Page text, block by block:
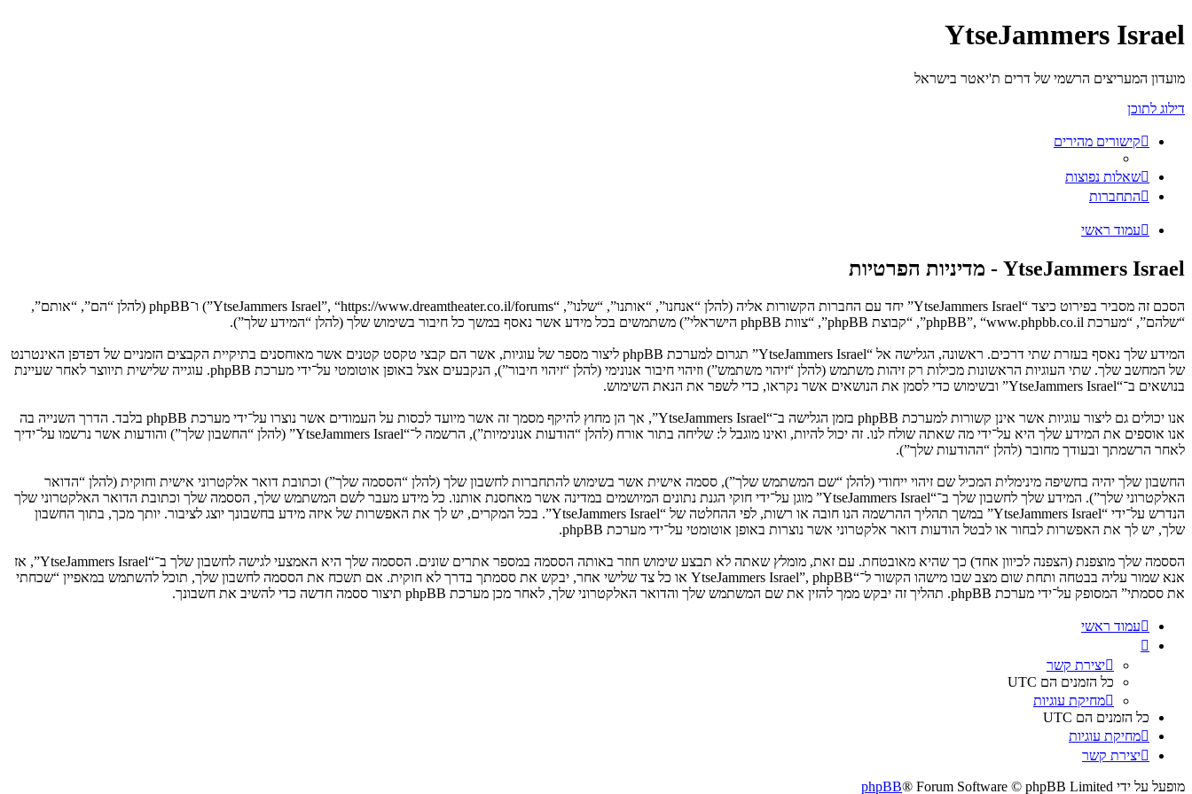
YtseJammers Israel
מועדון המעריצים הרשמי של דרים ת'יאטר בישראל
דילוג לתוכן
קישורים מהירים
שאלות נפוצות
התחברות
עמוד ראשי
YtseJammers Israel - מדיניות הפרטיות
הסכם זה מסביר בפירוט כיצד “YtseJammers Israel” יחד עם החברות הקשורות אליה (להלן “אנחנו”, “אותנו”, “שלנו”, “YtseJammers Israel”, “https://www.dreamtheater.co.il/forums”) ו־phpBB (להלן “הם”, “אותם”,
“שלהם”, “מערכת phpBB”, “www.phpbb.co.il”, “קבוצת phpBB”, “צוות phpBB הישראלי”) משתמשים בכל מידע אשר נאסף במשך כל חיבור בשימוש שלך (להלן “המידע שלך”).
המידע שלך נאסף בעזרת שתי דרכים. ראשונה, הגלישה אל “YtseJammers Israel” תגרום למערכת phpBB ליצור מספר של עוגיות, אשר הם קבצי טקסט קטנים אשר מאוחסנים בתיקיית הקבצים הזמניים של דפדפן האינטרנט
של המחשב שלך. שתי העוגיות הראשונות מכילות רק זיהות משתמש (להלן “זיהוי משתמש”) וזיהוי חיבור אנונימי (להלן “זיהוי חיבור”), הנקבעים אצל באופן אוטומטי על־ידי מערכת phpBB. עוגייה שלישית תיווצר לאחר שעיינת
בנושאים ב־“YtseJammers Israel” ובשימוש כדי לסמן את הנושאים אשר נקראו, כדי לשפר את הנאת השימוש.
אנו יכולים גם ליצור עוגיות אשר אינן קשורות למערכת phpBB בזמן הגלישה ב־“YtseJammers Israel”, אך הן מחוץ להיקף מסמך זה אשר מיועד לכסות על העמודים אשר נוצרו על־ידי מערכת phpBB בלבד. הדרך השנייה בה
אנו אוספים את המידע שלך היא על־ידי מה שאתה שולח לנו. זה יכול להיות, ואינו מוגבל ל: שליחה בתור אורח (להלן “הודעות אנונימיות”), הרשמה ל־“YtseJammers Israel” (להלן “החשבון שלך”) והודעות אשר נרשמו על־ידיך
לאחר הרשמתך ובעודך מחובר (להלן “ההודעות שלך”).
החשבון שלך יהיה בחשיפה מינימלית המכיל שם זיהוי ייחודי (להלן “שם המשתמש שלך”), ססמה אישית אשר בשימוש להתחברות לחשבון שלך (להלן “הססמה שלך”) וכתובת דואר אלקטרוני אישית וחוקית (להלן “הדואר
האלקטרוני שלך”). המידע שלך לחשבון שלך ב־“YtseJammers Israel” מוגן על־ידי חוקי הגנת נתונים המיושמים במדינה אשר מאחסנת אותנו. כל מידע מעבר לשם המשתמש שלך, הססמה שלך וכתובת הדואר האלקטרוני שלך
הנדרש על־ידי “YtseJammers Israel” במשך תהליך ההרשמה הנו חובה או רשות, לפי ההחלטה של “YtseJammers Israel”. בכל המקרים, יש לך את האפשרות של איזה מידע בחשבונך יוצג לציבור. יותך מכך, בתוך החשבון
שלך, יש לך את האפשרות לבחור או לבטל הודעות דואר אלקטרוני אשר נוצרות באופן אוטומטי על־ידי מערכת phpBB.
הססמה שלך מוצפנת (הצפנה לכיוון אחד) כך שהיא מאובטחת. עם זאת, מומלץ שאתה לא תבצע שימוש חוזר באותה הססמה במספר אתרים שונים. הססמה שלך היא האמצעי לגישה לחשבון שלך ב־“YtseJammers Israel”, אז
אנא שמור עליה בבטחה ותחת שום מצב שבו מישהו הקשור ל־“YtseJammers Israel”, phpBB או כל צד שלישי אחר, יבקש את ססמתך בדרך לא חוקית. אם תשכח את הססמה לחשבון שלך, תוכל להשתמש במאפיין “שכחתי
את ססמתי” המסופק על־ידי מערכת phpBB. תהליך זה יבקש ממך להזין את שם המשתמש שלך והדואר האלקטרוני שלך, לאחר מכן מערכת phpBB תיצור ססמה חדשה כדי להשיב את חשבונך.
עמוד ראשי
יצירת קשר
כל הזמנים הם UTC
מחיקת עוגיות
כל הזמנים הם UTC
מחיקת עוגיות
יצירת קשר
מופעל על ידי phpBB® Forum Software © phpBB Limited